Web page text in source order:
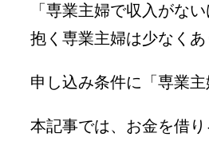
「専業主婦で収入がな
抱く専業主婦は少なくあ
申し込み条件に「専業
本記事では、お金を借